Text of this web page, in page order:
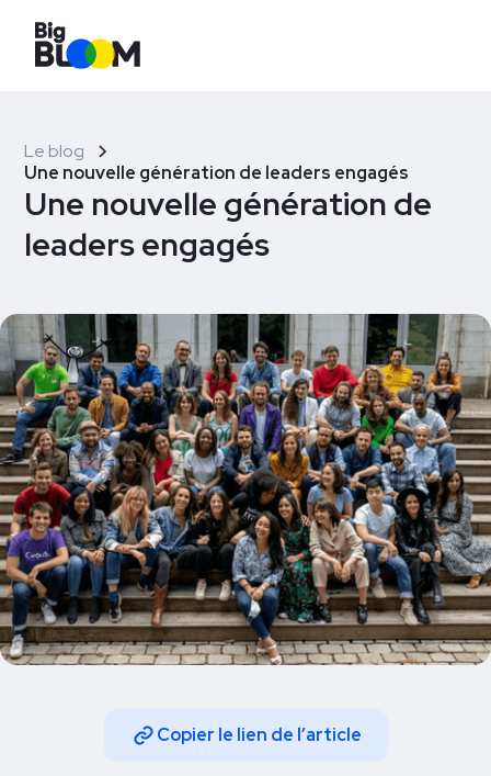
Le blog
Une nouvelle génération de leaders engagés
Une nouvelle génération de
leaders engagés
Copier le lien de l’article